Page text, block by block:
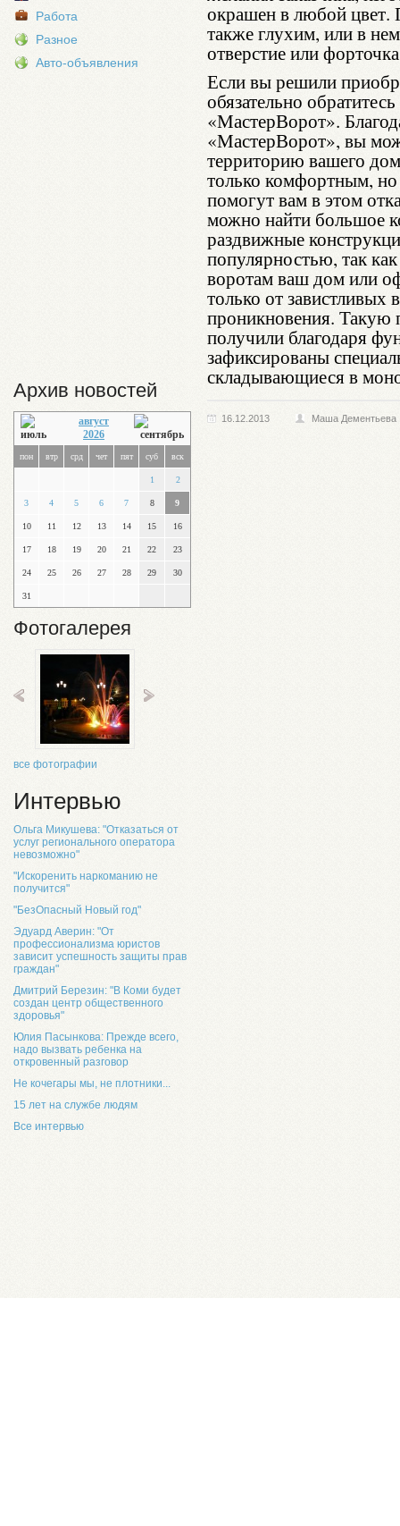
Работа
Разное
Авто-объявления
Архив новостей
август
2026
пон втр срд чет пят суб вск
1 2
3 4 5 6 7 8 9
10 11 12 13 14 15 16
17 18 19 20 21 22 23
24 25 26 27 28 29 30
31
Фотогалерея
все фотографии
Интервью
Ольга Микушева: "Отказаться от
услуг регионального оператора
невозможно"
"Искоренить наркоманию не
получится"
"БезОпасный Новый год"
Эдуард Аверин: "От
профессионализма юристов
зависит успешность защиты прав
граждан"
Дмитрий Березин: "В Коми будет
создан центр общественного
здоровья"
Юлия Пасынкова: Прежде всего,
надо вызвать ребенка на
откровенный разговор
Не кочегары мы, не плотники...
15 лет на службе людям
Все интервью
окрашен в любой
также глухим, или в
отверстие или
Если вы решили
обязательно
«МастерВорот».
«МастерВорот», вы
территорию вашего
только комфортным,
помогут вам в этом
можно найти большое
раздвижные
популярностью, так
воротам ваш дом или
только от завистливых
проникновения. Такую
получили благодаря
зафиксированы
складывающиеся в
16.12.2013 Маша Дементьева